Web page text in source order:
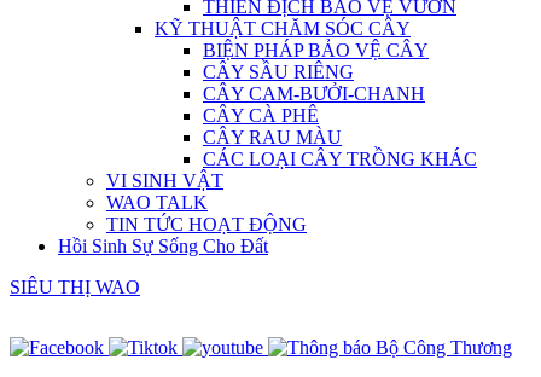
THIÊN ĐỊCH BẢO VỆ VƯỜN
KỸ THUẬT CHĂM SÓC CÂY
BIỆN PHÁP BẢO VỆ CÂY
CÂY SẦU RIÊNG
CÂY CAM-BƯỞI-CHANH
CÂY CÀ PHÊ
CÂY RAU MÀU
CÁC LOẠI CÂY TRỒNG KHÁC
VI SINH VẬT
WAO TALK
TIN TỨC HOẠT ĐỘNG
Hồi Sinh Sự Sống Cho Đất
SIÊU THỊ WAO